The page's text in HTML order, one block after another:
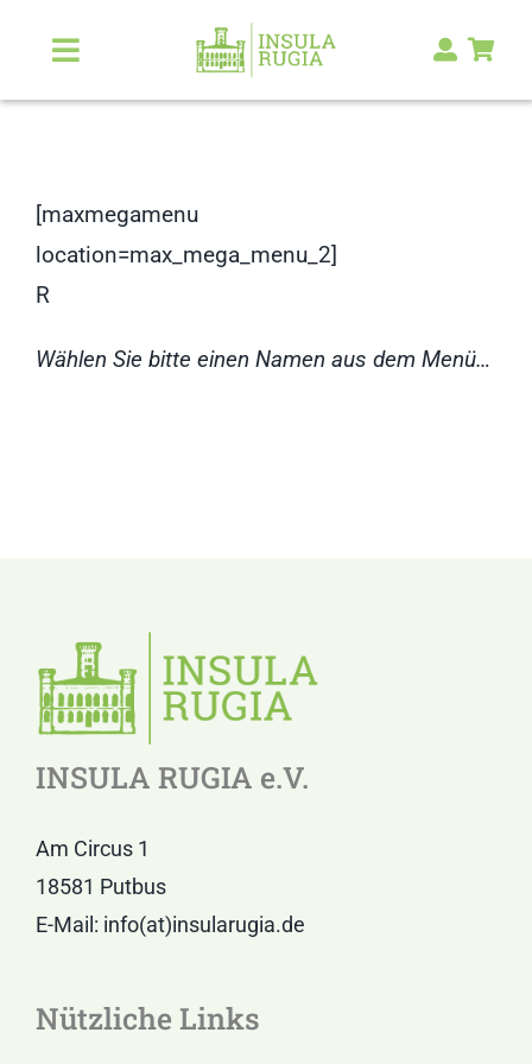
Inhalt
springen
Toggle
Navigation
Malerlexikon
[maxmegamenu
location=max_mega_menu_2]
R
Wählen Sie bitte einen Namen aus dem Menü…
INSULA RUGIA e.V.
Am Circus 1
18581 Putbus
E-Mail: info(at)insularugia.de
Nützliche Links